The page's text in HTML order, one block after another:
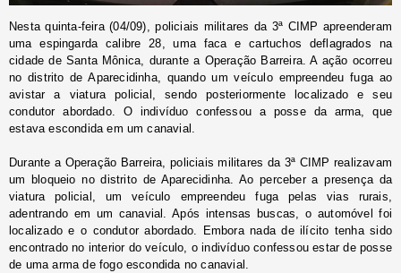
Nesta quinta-feira (04/09), policiais militares da 3ª CIMP apreenderam
uma espingarda calibre 28, uma faca e cartuchos deflagrados na
cidade de Santa Mônica, durante a Operação Barreira. A ação ocorreu
no distrito de Aparecidinha, quando um veículo empreendeu fuga ao
avistar a viatura policial, sendo posteriormente localizado e seu
condutor abordado. O indivíduo confessou a posse da arma, que
estava escondida em um canavial.
Durante a Operação Barreira, policiais militares da 3ª CIMP realizavam
um bloqueio no distrito de Aparecidinha. Ao perceber a presença da
viatura policial, um veículo empreendeu fuga pelas vias rurais,
adentrando em um canavial. Após intensas buscas, o automóvel foi
localizado e o condutor abordado. Embora nada de ilícito tenha sido
encontrado no interior do veículo, o indivíduo confessou estar de posse
de uma arma de fogo escondida no canavial.